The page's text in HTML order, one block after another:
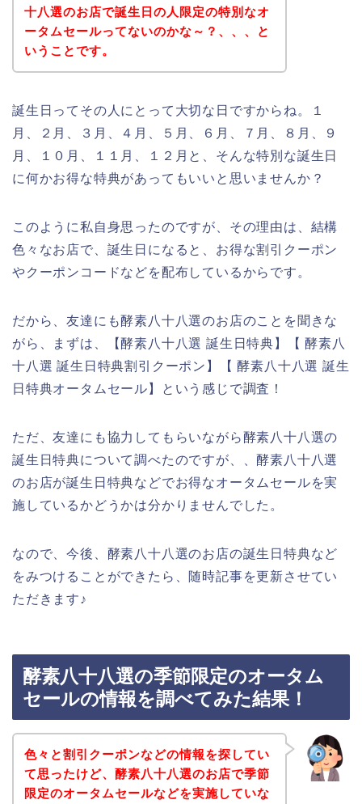
十八選のお店で誕生日の人限定の特別なオ
ータムセールってないのかな～？、、、と
いうことです。
誕生日ってその人にとって大切な日ですからね。１
月、２月、３月、４月、５月、６月、７月、８月、９
月、１０月、１１月、１２月と、そんな特別な誕生日
に何かお得な特典があってもいいと思いませんか？
このように私自身思ったのですが、その理由は、結構
色々なお店で、誕生日になると、お得な割引クーポン
やクーポンコードなどを配布しているからです。
だから、友達にも酵素八十八選のお店のことを聞きな
がら、まずは、【酵素八十八選 誕生日特典】【 酵素八
十八選 誕生日特典割引クーポン】【 酵素八十八選 誕生
日特典オータムセール】という感じで調査！
ただ、友達にも協力してもらいながら酵素八十八選の
誕生日特典について調べたのですが、、酵素八十八選
のお店が誕生日特典などでお得なオータムセールを実
施しているかどうかは分かりませんでした。
なので、今後、酵素八十八選のお店の誕生日特典など
をみつけることができたら、随時記事を更新させてい
ただきます♪
酵素八十八選の季節限定のオータム
セールの情報を調べてみた結果！
色々と割引クーポンなどの情報を探してい
て思ったけど、酵素八十八選のお店で季節
限定のオータムセールなどを実施していな